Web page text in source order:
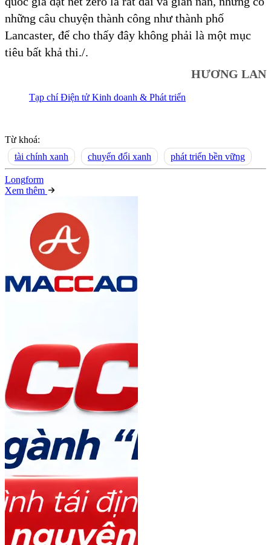
những câu chuyện thành công như thành phố
Lancaster, để cho thấy đây không phải là một mục
tiêu bất khả thi./.
HƯƠNG LAN
Tạp chí Điện tử Kinh doanh & Phát triển
Từ khoá:
tài chính xanh
chuyển đổi xanh phát triển bền vững
Longform
Xem thêm